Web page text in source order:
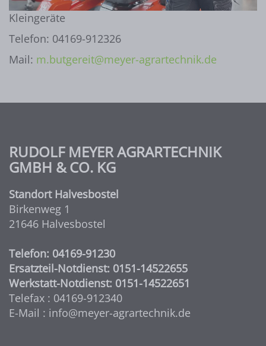
Kleingeräte
Telefon: 04169-912326
Mail: m.butgereit@meyer-agrartechnik.de
RUDOLF MEYER AGRARTECHNIK
GMBH & CO. KG
Standort Halvesbostel
Birkenweg 1
21646 Halvesbostel
Telefon: 04169-91230
Ersatzteil-Notdienst: 0151-14522655
Werkstatt-Notdienst: 0151-14522651
Telefax : 04169-912340
E-Mail : info@meyer-agrartechnik.de